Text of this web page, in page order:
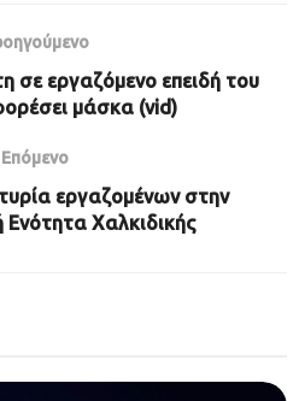
σε εργαζόμενο επειδή του
μάσκα (vid)
Επόμενο
εργαζομένων στην
Ενότητα Χαλκιδικής